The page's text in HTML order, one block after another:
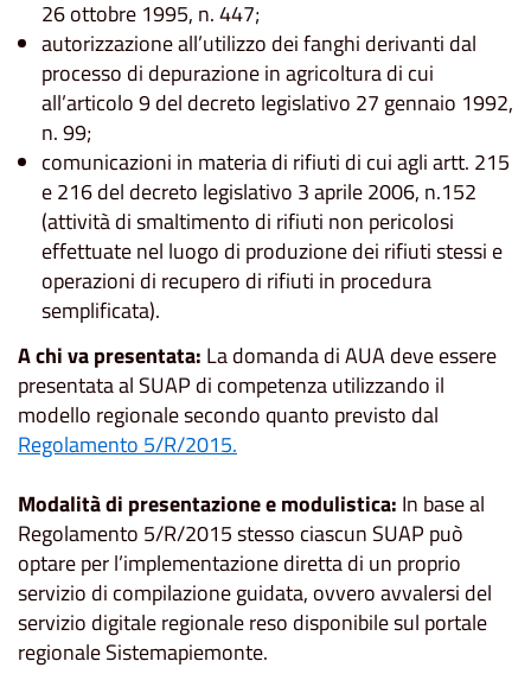
26 ottobre 1995, n. 447;
autorizzazione all’utilizzo dei fanghi derivanti dal
processo di depurazione in agricoltura di cui
all’articolo 9 del decreto legislativo 27 gennaio 1992,
n. 99;
comunicazioni in materia di rifiuti di cui agli artt. 215
e 216 del decreto legislativo 3 aprile 2006, n.152
(attività di smaltimento di rifiuti non pericolosi
effettuate nel luogo di produzione dei rifiuti stessi e
operazioni di recupero di rifiuti in procedura
semplificata).
A chi va presentata: La domanda di AUA deve essere
presentata al SUAP di competenza utilizzando il
modello regionale secondo quanto previsto dal
Regolamento 5/R/2015.
Modalità di presentazione e modulistica: In base al
Regolamento 5/R/2015 stesso ciascun SUAP può
optare per l’implementazione diretta di un proprio
servizio di compilazione guidata, ovvero avvalersi del
servizio digitale regionale reso disponibile sul portale
regionale Sistemapiemonte.